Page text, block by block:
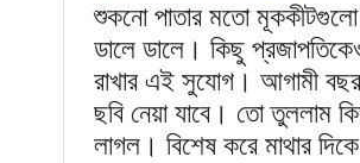
শুকনো পাতার মতো
ডালে ডালে। কিছু
রাখার এই সুযোগ। আগামী
ছবি নেয়া যাবে। তো তুললাম
লাগল। বিশেষ করে মাথার